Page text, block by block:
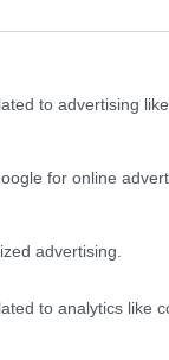
to advertising
for online
advertising.
to analytics like